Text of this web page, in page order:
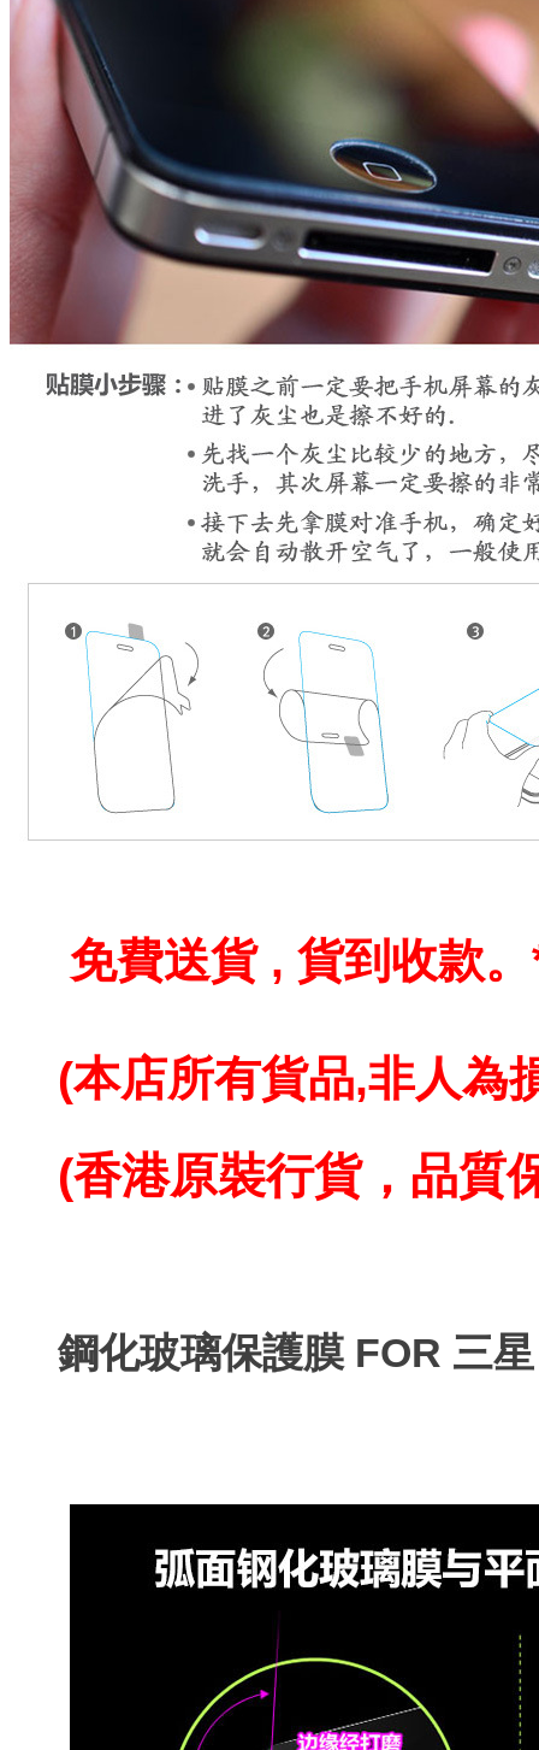
免費送貨 , 貨到收款。
(本店所有貨品,非人為
(香港原裝行貨，品質
鋼化玻璃保護膜 FOR 三